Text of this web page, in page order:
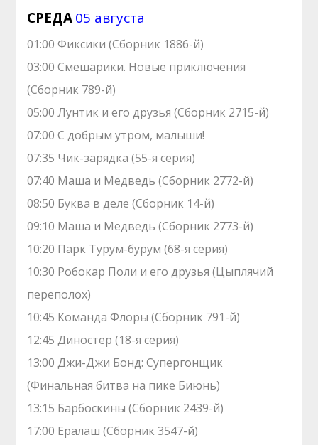
СРЕДА05 августа
01:00 Фиксики (Сборник 1886-й)
03:00 Смешарики. Новые приключения
(Сборник 789-й)
05:00 Лунтик и его друзья (Сборник 2715-й)
07:00 С добрым утром, малыши!
07:35 Чик-зарядка (55-я серия)
07:40 Маша и Медведь (Сборник 2772-й)
08:50 Буква в деле (Сборник 14-й)
09:10 Маша и Медведь (Сборник 2773-й)
10:20 Парк Турум-бурум (68-я серия)
10:30 Робокар Поли и его друзья (Цыплячий
переполох)
10:45 Команда Флоры (Сборник 791-й)
12:45 Диностер (18-я серия)
13:00 Джи-Джи Бонд: Супергонщик
(Финальная битва на пике Биюнь)
13:15 Барбоскины (Сборник 2439-й)
17:00 Ералаш (Сборник 3547-й)